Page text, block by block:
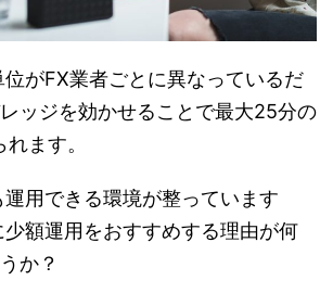
がFX業者ごとに異なっているだ
ッジを効かせることで最大25分の
ます。
用できる環境が整っています
額運用をおすすめする理由が何
か？